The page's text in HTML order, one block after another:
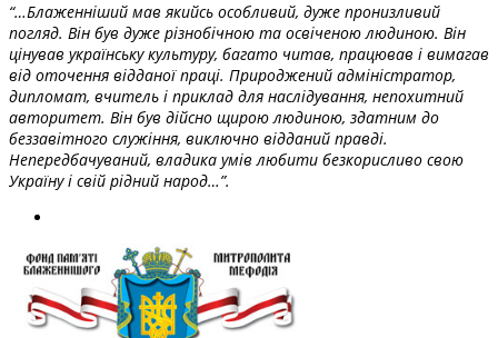
“…Блаженніший мав якийсь особливий, дуже пронизливий
погляд. Він був дуже різнобічною та освіченою людиною. Він
цінував українську культуру, багато читав, працював і вимагав
від оточення відданої праці. Природжений адміністратор,
дипломат, вчитель і приклад для наслідування, непохитний
авторитет. Він був дійсно щирою людиною, здатним до
беззавітного служіння, виключно відданий правді.
Непередбачуваний, владика умів любити безкорисливо свою
Україну і свій рідний народ…”.